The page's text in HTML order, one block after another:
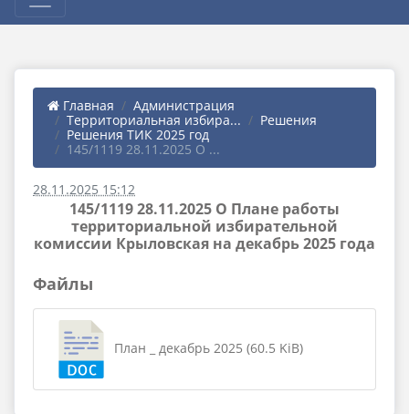
Главная
Администрация
Территориальная избира...
Решения
Решения ТИК 2025 год
145/1119 28.11.2025 О ...
28.11.2025 15:12
145/1119 28.11.2025 О Плане работы
территориальной избирательной
комиссии Крыловская на декабрь 2025 года
Файлы
План _ декабрь 2025 (60.5 KiB)